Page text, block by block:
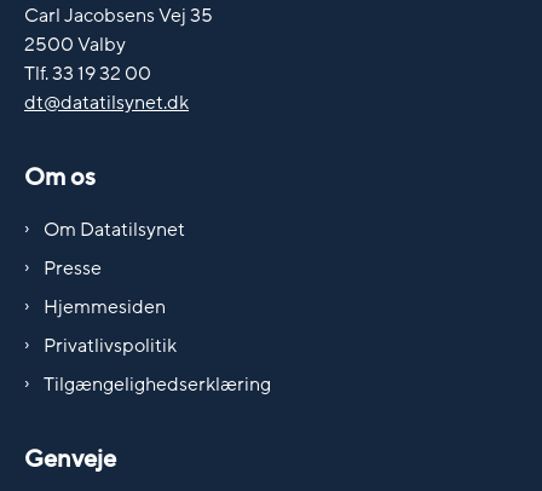
Carl Jacobsens Vej 35
2500 Valby
Tlf. 33 19 32 00
dt@datatilsynet.dk
Om os
Om Datatilsynet
Presse
Hjemmesiden
Privatlivspolitik
Tilgængelighedserklæring
Genveje